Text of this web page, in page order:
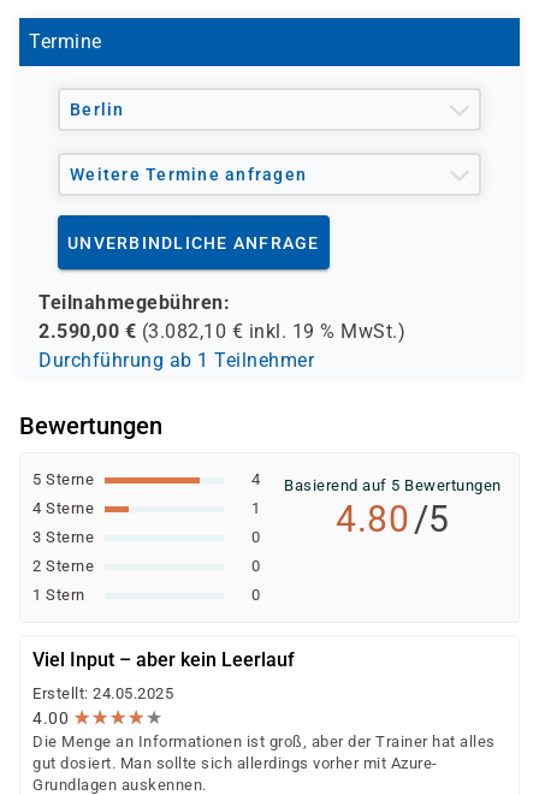
Termine
Berlin
Weitere Termine anfragen
UNVERBINDLICHE ANFRAGE
Teilnahmegebühren:
2.590,00 € (3.082,10 € inkl. 19 % MwSt.)
Durchführung ab 1 Teilnehmer
Bewertungen
5 Sterne
4
4 Sterne
1
3 Sterne
0
2 Sterne
0
1 Stern
0
Basierend auf 5 Bewertungen
4.80/5
Viel Input – aber kein Leerlauf
Erstellt: 24.05.2025
4.00 ★★★★★
★★★★★
Die Menge an Informationen ist groß, aber der Trainer hat alles
gut dosiert. Man sollte sich allerdings vorher mit Azure-
Grundlagen auskennen.